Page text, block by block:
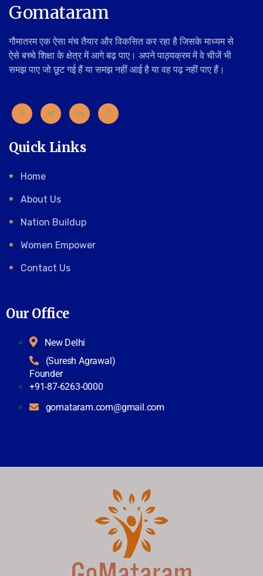
Gomataram
गौमातरम एक ऐसा मंच तैयार और विकसित कर रहा है जिसके माध्यम से
ऐसे बच्चे शिक्षा के क्षेत्र में आगे बढ़ पाए। अपने पाठ्यक्रम में वे चीजें भी
समझ पाए जो छूट गई हैं या समझ नहीं आई है या वह पढ़ नहीं पाए हैं।
Quick Links
Home
About Us
Nation Buildup
Women Empower
Contact Us
Our Office
New Delhi
(Suresh Agrawal)
Founder
+91-87-6263-0000
gomataram.com@gmail.com